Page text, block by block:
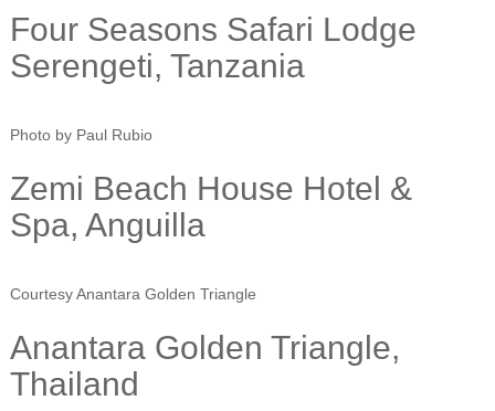
Four Seasons Safari Lodge
Serengeti, Tanzania
Photo by Paul Rubio
Zemi Beach House Hotel &
Spa, Anguilla
Courtesy Anantara Golden Triangle
Anantara Golden Triangle,
Thailand